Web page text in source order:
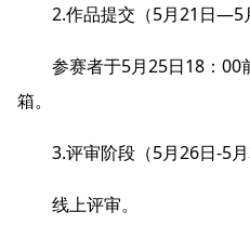
2.作品提交（5月21日—5
参赛者于5月25日18：00
箱。
3.评审阶段（5月26日-5月
线上评审。